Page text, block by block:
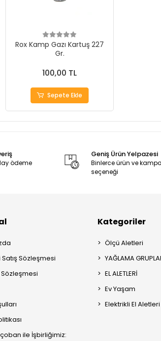
Rox Kamp Gazı Kartuş 227
Gr.
100,00 TL
Sepete Ekle
ödeme
Geniş Ürün Yelpazesi
Binlerce ürün ve
seçeneği
Sözleşmesi
Sözleşmesi
ile İşbirliğimiz:
Kategoriler
Ölçü Aletleri
YAĞLAMA
EL ALETLERİ
Ev Yaşam
Elektrikli El Aletleri